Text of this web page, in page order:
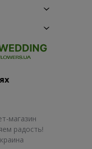
магазин
радость!